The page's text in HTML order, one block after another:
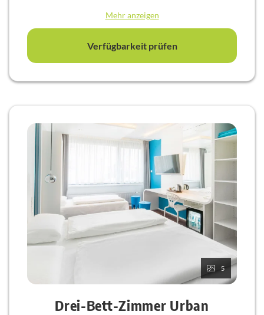
Mehr anzeigen
Verfügbarkeit prüfen
5
Drei-Bett-Zimmer Urban